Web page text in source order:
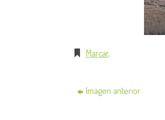
Marcar.
Imagen anterior